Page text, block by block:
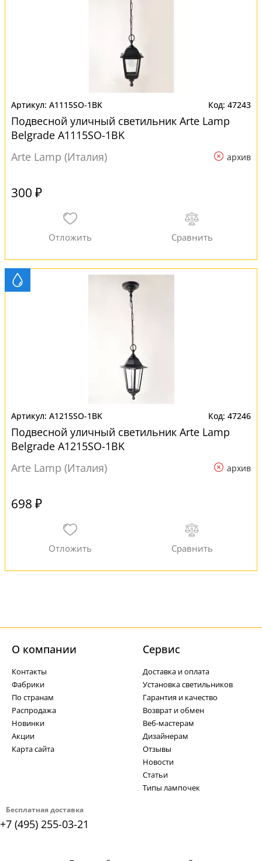
A1115SO-1BK 47243
Подвесной уличный светильник Arte Lamp
Belgrade A1115SO-1BK
Arte Lamp (Италия)
архив
300 ₽
A1215SO-1BK 47246
Подвесной уличный светильник Arte Lamp
Belgrade A1215SO-1BK
Arte Lamp (Италия)
архив
698 ₽
Бесплатная доставка
+7 (495) 255-03-21
О компании
Контакты
Фабрики
По странам
Распродажа
Новинки
Акции
Карта сайта
Cервис
Доставка и оплата
Установка светильников
Гарантия и качество
Возврат и обмен
Веб-мастерам
Дизайнерам
Отзывы
Новости
Статьи
Типы лампочек